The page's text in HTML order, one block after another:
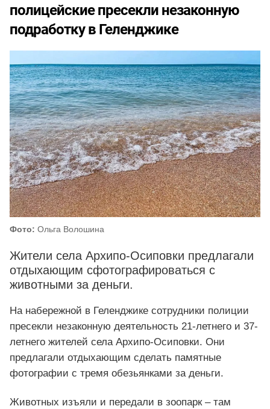
полицейские пресекли незаконную
подработку в Геленджике
Фото: Ольга Волошина
Жители села Архипо-Осиповки предлагали
отдыхающим сфотографироваться с
животными за деньги.
На набережной в Геленджике сотрудники полиции
пресекли незаконную деятельность 21-летнего и 37-
летнего жителей села Архипо-Осиповки. Они
предлагали отдыхающим сделать памятные
фотографии с тремя обезьянками за деньги.
Животных изъяли и передали в зоопарк – там